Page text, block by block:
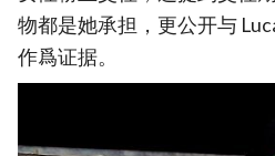
物都是她承担，更公开与
作爲证据。